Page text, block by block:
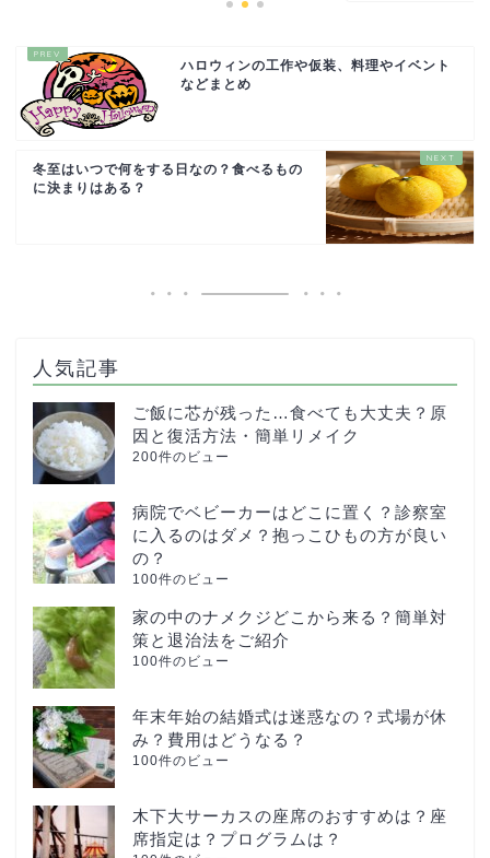
ハロウィンの工作や仮装、料理やイベント
などまとめ
冬至はいつで何をする日なの？食べるもの
に決まりはある？
人気記事
ご飯に芯が残った…食べても大丈夫？原
因と復活方法・簡単リメイク
200件のビュー
病院でベビーカーはどこに置く？診察室
に入るのはダメ？抱っこひもの方が良い
の？
100件のビュー
家の中のナメクジどこから来る？簡単対
策と退治法をご紹介
100件のビュー
年末年始の結婚式は迷惑なの？式場が休
み？費用はどうなる？
100件のビュー
木下大サーカスの座席のおすすめは？座
席指定は？プログラムは？